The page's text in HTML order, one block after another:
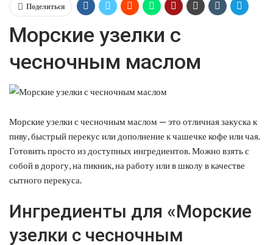
Поделиться
Морские узелки с
чесночным маслом
Морские узелки с чесночным маслом — это отличная закуска к
пиву, быстрый перекус или дополнение к чашечке кофе или чая.
Готовить просто из доступных ингредиентов. Можно взять с
собой в дорогу, на пикник, на работу или в школу в качестве
сытного перекуса.
Ингредиенты для «Морские
узелки с чесночным